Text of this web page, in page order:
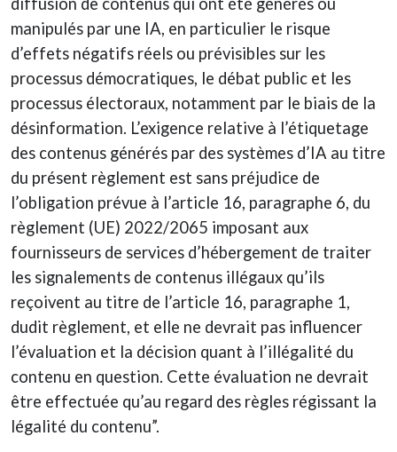
manipulés par une IA, en particulier le risque
d’effets négatifs réels ou prévisibles sur les
processus démocratiques, le débat public et les
processus électoraux, notamment par le biais de la
désinformation. L’exigence relative à l’étiquetage
des contenus générés par des systèmes d’IA au titre
du présent règlement est sans préjudice de
l’obligation prévue à l’article 16, paragraphe 6, du
règlement (UE) 2022/2065 imposant aux
fournisseurs de services d’hébergement de traiter
les signalements de contenus illégaux qu’ils
reçoivent au titre de l’article 16, paragraphe 1,
dudit règlement, et elle ne devrait pas influencer
l’évaluation et la décision quant à l’illégalité du
contenu en question. Cette évaluation ne devrait
être effectuée qu’au regard des règles régissant la
légalité du contenu”.